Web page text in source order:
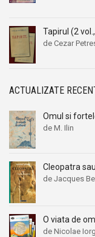
Tapirul (2
de Cezar
ACTUALIZATE
Omul si
de M. Ilin
Cleopatra
de Jacques
O viata de
de Nicolae